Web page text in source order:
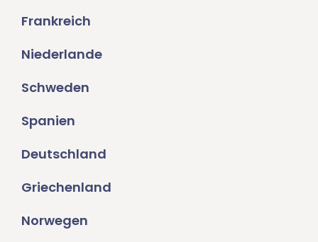
Frankreich
Niederlande
Schweden
Spanien
Deutschland
Griechenland
Norwegen